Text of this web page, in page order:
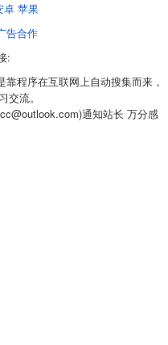
卓 苹果
告合作
:
程序在互联网上自动搜集而来，
交流。
通知站长 万分感